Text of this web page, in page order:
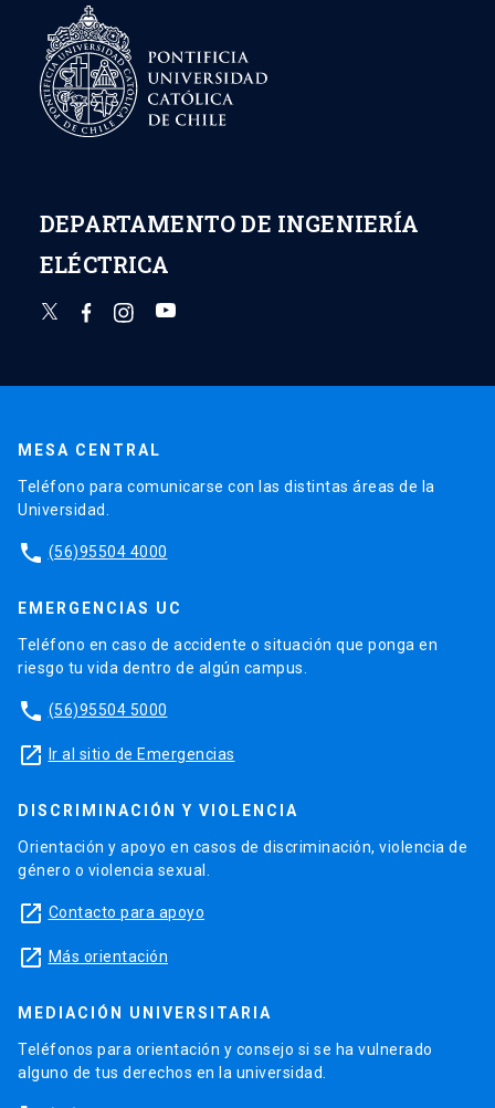
DEPARTAMENTO DE INGENIERÍA
ELÉCTRICA
MESA CENTRAL
Teléfono para comunicarse con las distintas áreas de la
Universidad.
phone (56)95504 4000
EMERGENCIAS UC
Teléfono en caso de accidente o situación que ponga en
riesgo tu vida dentro de algún campus.
phone (56)95504 5000
launch Ir al sitio de Emergencias
DISCRIMINACIÓN Y VIOLENCIA
Orientación y apoyo en casos de discriminación, violencia de
género o violencia sexual.
launch Contacto para apoyo
launch Más orientación
MEDIACIÓN UNIVERSITARIA
Teléfonos para orientación y consejo si se ha vulnerado
alguno de tus derechos en la universidad.